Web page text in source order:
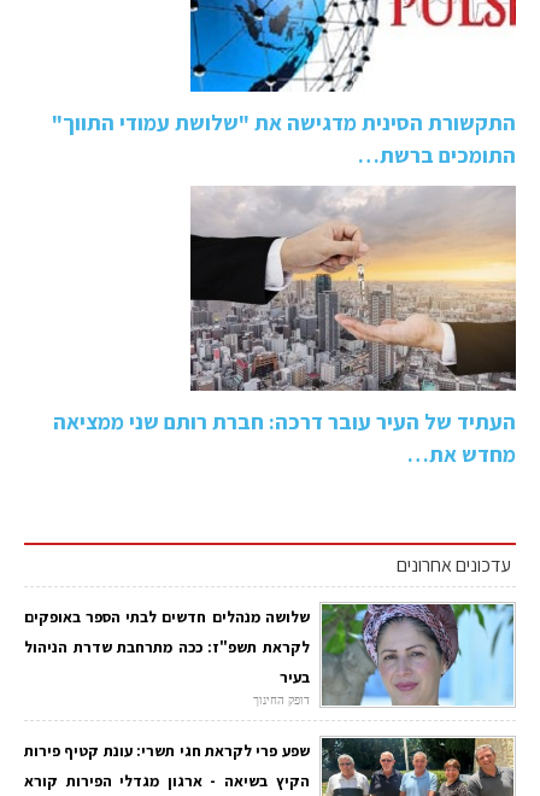
התקשורת הסינית מדגישה את "שלושת עמודי התווך"
התומכים ברשת…
העתיד של העיר עובר דרכה: חברת רותם שני ממציאה
מחדש את…
עדכונים אחרונים
שלושה מנהלים חדשים לבתי הספר באופקים
לקראת תשפ"ז: ככה מתרחבת שדרת הניהול
בעיר
דופק החינוך
שפע פרי לקראת חגי תשרי: עונת קטיף פירות
הקיץ בשיאה - ארגון מגדלי הפירות קורא